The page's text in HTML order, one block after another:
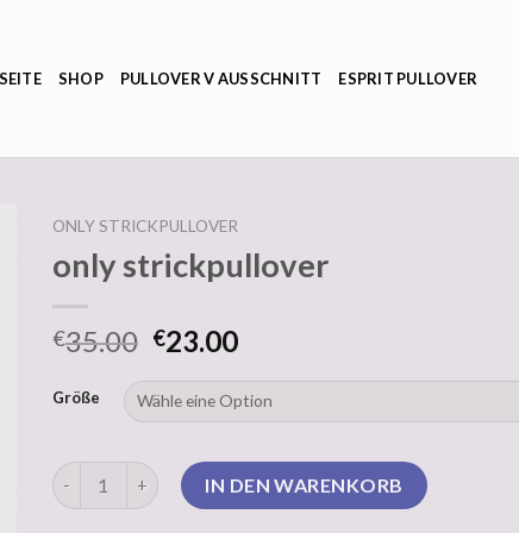
SHOP PULLOVER V AUSSCHNITT ESPRIT PULLOVER
ONLY STRICKPULLOVER
only strickpullover
€35.00 €23.00
Größe
only strickpullover MengeIN DEN WARENKORB